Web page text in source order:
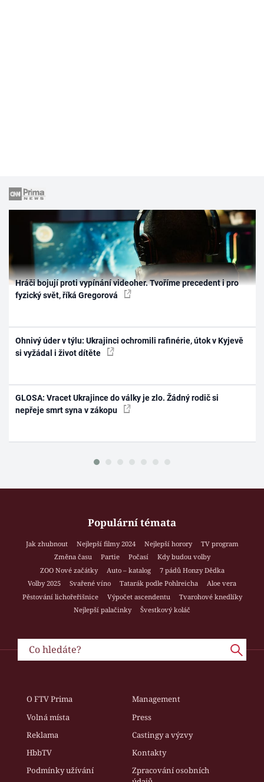
Hráči bojují proti vypínání videoher. Tvoříme precedent i pro
fyzický svět, říká Gregorová
Ohnivý úder v týlu: Ukrajinci ochromili rafinérie, útok v Kyjevě
si vyžádal i život dítěte
GLOSA: Vracet Ukrajince do války je zlo. Žádný rodič si
nepřeje smrt syna v zákopu
Populární témata
Jak zhubnout Nejlepší filmy 2024 Nejlepší horory
TV program
Změna času
Partie Počasí
Kdy budou volby
ZOO Nové začátky
Auto – katalog
7 pádů Honzy Dědka
Volby 2025
Svařené víno Tatarák podle Pohlreicha
Aloe vera
Pěstování lichořeřišnice
Výpočet ascendentu
Tvarohové knedlíky
Nejlepší palačinky
Švestkový koláč
O FTV Prima
Management
Volná místa
Press
Reklama
Castingy a výzvy
HbbTV
Kontakty
Podmínky užívání
Zpracování osobních